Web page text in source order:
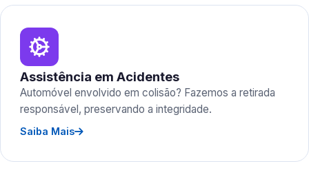
Assistência em Acidentes
Automóvel envolvido em colisão? Fazemos a retirada
responsável, preservando a integridade.
Saiba Mais